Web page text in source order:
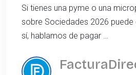
Si tienes una pyme o una
sobre Sociedades 2026 puede
sí, hablamos de pagar …